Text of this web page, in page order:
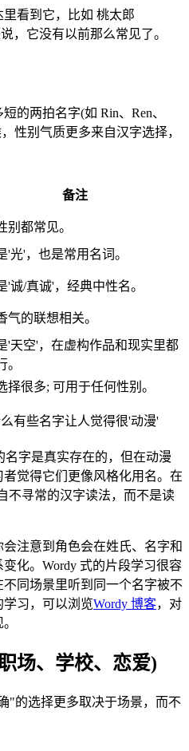
看到它，比如 桃太郎
，它没有以前那么常见了。
的两拍名字(如 Rin、Ren、
性别气质更多来自汉字选择，
备注
别都常见。
'光'，也是常用名词。
'诚/真诚'，经典中性名。
气的联想相关。
'天空'，在虚构作品和现实里都
。
择很多; 可用于任何性别。
有些名字让人觉得很'动漫'
名字是真实存在的，但在动漫
觉得它们更像风格化用名。在
不寻常的汉字读法，而不是读
注意到角色会在姓氏、名字和
化。Wordy 式的片段学习很容
同场景里听到同一个名字被不
学习，可以浏览Wordy 博客，对
场、学校、恋爱)
"的选择更多取决于场景，而不